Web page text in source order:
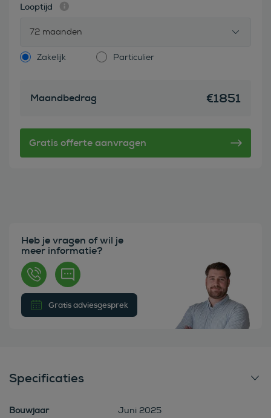
Looptijd
72 maanden
Zakelijk Particulier
Maandbedrag €1851
Heb je vragen of wil je
meer informatie?
Gratis adviesgesprek
Specificaties
Bouwjaar
Juni 2025